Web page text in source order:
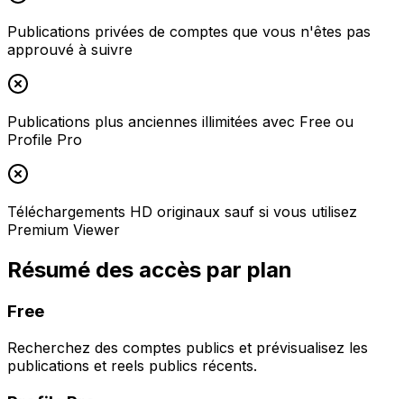
Publications privées de comptes que vous n'êtes pas
approuvé à suivre
Publications plus anciennes illimitées avec Free ou
Profile Pro
Téléchargements HD originaux sauf si vous utilisez
Premium Viewer
Résumé des accès par plan
Free
Recherchez des comptes publics et prévisualisez les
publications et reels publics récents.